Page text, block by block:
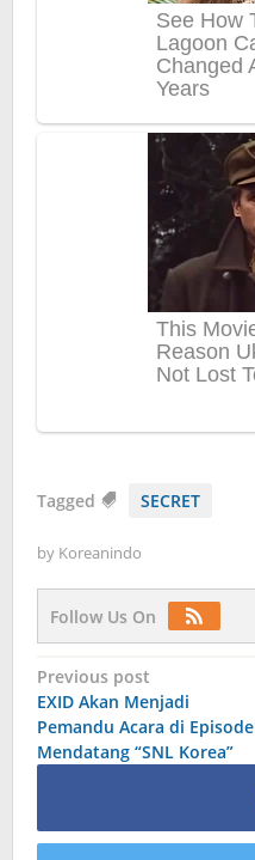
Tagged SECRET
by Koreanindo
Follow Us On
Post
navigation
Previous post
EXID Akan Menjadi
Pemandu Acara di Episode
Mendatang “SNL Korea”